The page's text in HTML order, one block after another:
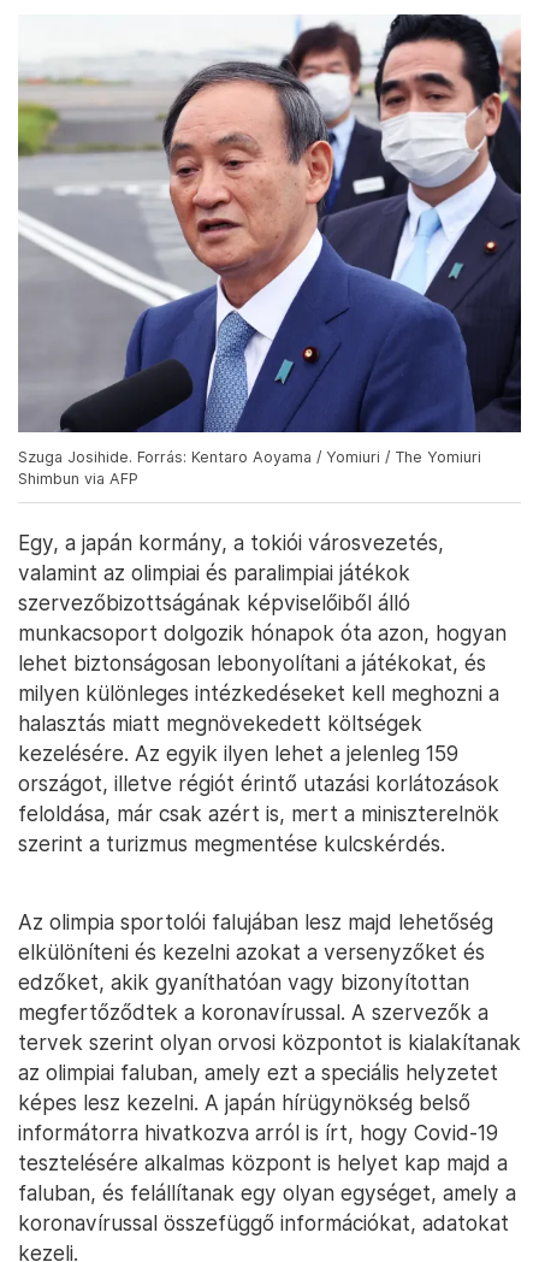
Szuga Josihide. Forrás: Kentaro Aoyama / Yomiuri / The Yomiuri
Shimbun via AFP
Egy, a japán kormány, a tokiói városvezetés,
valamint az olimpiai és paralimpiai játékok
szervezőbizottságának képviselőiből álló
munkacsoport dolgozik hónapok óta azon, hogyan
lehet biztonságosan lebonyolítani a játékokat, és
milyen különleges intézkedéseket kell meghozni a
halasztás miatt megnövekedett költségek
kezelésére. Az egyik ilyen lehet a jelenleg 159
országot, illetve régiót érintő utazási korlátozások
feloldása, már csak azért is, mert a miniszterelnök
szerint a turizmus megmentése kulcskérdés.
Az olimpia sportolói falujában lesz majd lehetőség
elkülöníteni és kezelni azokat a versenyzőket és
edzőket, akik gyaníthatóan vagy bizonyítottan
megfertőződtek a koronavírussal. A szervezők a
tervek szerint olyan orvosi központot is kialakítanak
az olimpiai faluban, amely ezt a speciális helyzetet
képes lesz kezelni. A japán hírügynökség belső
informátorra hivatkozva arról is írt, hogy Covid-19
tesztelésére alkalmas központ is helyet kap majd a
faluban, és felállítanak egy olyan egységet, amely a
koronavírussal összefüggő információkat, adatokat
kezeli.